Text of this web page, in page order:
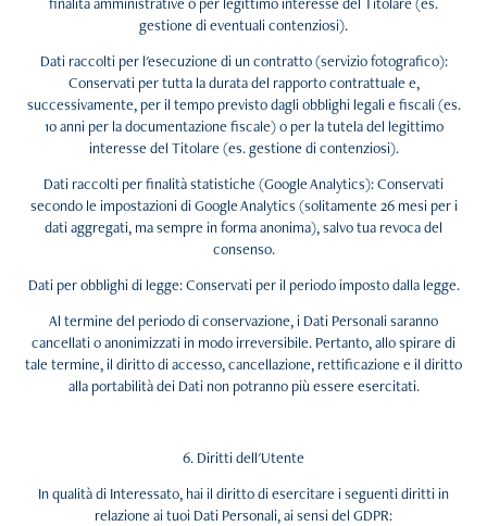
gestione di eventuali contenziosi).
Dati raccolti per l'esecuzione di un contratto (servizio fotografico):
Conservati per tutta la durata del rapporto contrattuale e,
successivamente, per il tempo previsto dagli obblighi legali e fiscali (es.
10 anni per la documentazione fiscale) o per la tutela del legittimo
interesse del Titolare (es. gestione di contenziosi).
Dati raccolti per finalità statistiche (Google Analytics): Conservati
secondo le impostazioni di Google Analytics (solitamente 26 mesi per i
dati aggregati, ma sempre in forma anonima), salvo tua revoca del
consenso.
Dati per obblighi di legge: Conservati per il periodo imposto dalla legge.
Al termine del periodo di conservazione, i Dati Personali saranno
cancellati o anonimizzati in modo irreversibile. Pertanto, allo spirare di
tale termine, il diritto di accesso, cancellazione, rettificazione e il diritto
alla portabilità dei Dati non potranno più essere esercitati.
6. Diritti dell'Utente
In qualità di Interessato, hai il diritto di esercitare i seguenti diritti in
relazione ai tuoi Dati Personali, ai sensi del GDPR: